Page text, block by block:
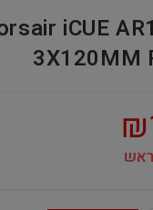
iCUE
3X120MM
₪